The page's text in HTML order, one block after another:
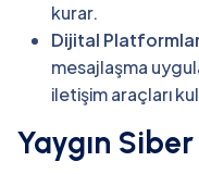
kurar.
Dijital
mesajlaşma
iletişim araçları
Yaygın